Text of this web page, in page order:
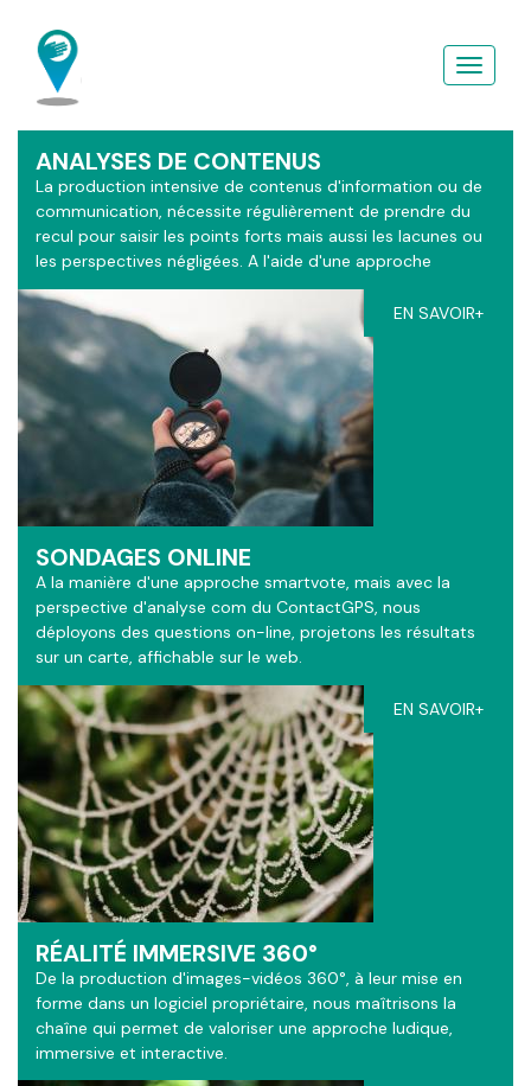
contenu
principal
ANALYSES DE CONTENUS
La production intensive de contenus d'information ou de
communication, nécessite régulièrement de prendre du
recul pour saisir les points forts mais aussi les lacunes ou
les perspectives négligées. A l'aide d'une approche
sémiotique enrichie d'apports théologique, les grilles
d'analyses du ContactGPS s'adaptent à vos contextes.
EN SAVOIR+
SONDAGES ONLINE
A la manière d'une approche smartvote, mais avec la
perspective d'analyse com du ContactGPS, nous
déployons des questions on-line, projetons les résultats
sur un carte, affichable sur le web.
EN SAVOIR+
RÉALITÉ IMMERSIVE 360°
De la production d'images-vidéos 360°, à leur mise en
forme dans un logiciel propriétaire, nous maîtrisons la
chaîne qui permet de valoriser une approche ludique,
immersive et interactive.